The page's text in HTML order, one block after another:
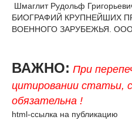
Шмаглит Рудольф
БИОГРАФИЙ КРУПНЕЙШИХ
ВОЕННОГО ЗАРУБЕЖЬЯ. ООО
ВАЖНО: При
цитировании статьи,
обязательна !
html-ссылка на публикацию